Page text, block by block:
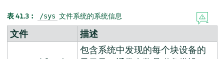
表 41.3︰ /sys 文件系统的系统信息
文件 描述
包含系统中发现的每个块设备的